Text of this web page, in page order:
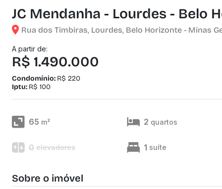
JC Mendanha - Lourdes - Belo
Rua dos Timbiras, Lourdes, Belo Horizonte - Minas
A partir de:
R$ 1.490.000
Condomínio: R$ 220
Iptu: R$ 100
65 m² 2 quartos
0 elevadores 1 suíte
Sobre o imóvel